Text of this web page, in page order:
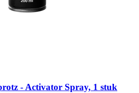
-​ Activator Spray, 1 stuk